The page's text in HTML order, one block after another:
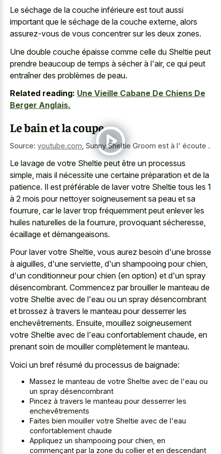
Le séchage de la couche inférieure est tout aussi
important que le séchage de la couche externe, alors
assurez-vous de vous concentrer sur les deux zones.
Une double couche épaisse comme celle du Sheltie peut
prendre beaucoup de temps à sécher à l'air, ce qui peut
entraîner des problèmes de peau.
Related reading: Une Vieille Cabane De Chiens De
Berger Anglais.
Le bain et la coupe
Source: youtube.com Sunny Sheltie Groom est à l' écoute .
Le lavage de votre Sheltie peut être un processus
simple, mais il nécessite une certaine préparation et de la
patience. Il est préférable de laver votre Sheltie tous les 1
à 2 mois pour nettoyer soigneusement sa peau et sa
fourrure, car le laver trop fréquemment peut enlever les
huiles naturelles de la fourrure, provoquant sécheresse,
écaillage et démangeaisons.
Pour laver votre Sheltie, vous aurez besoin d'une brosse
à aiguilles, d'une serviette, d'un shampooing pour chien,
d'un conditionneur pour chien (en option) et d'un spray
désencombrant. Commencez par brouiller le manteau de
votre Sheltie avec de l'eau ou un spray désencombrant
et brossez à travers le manteau pour desserrer les
enchevêtrements. Ensuite, mouillez soigneusement
votre Sheltie avec de l'eau confortablement chaude, en
prenant soin de mouiller complètement le manteau.
Voici un bref résumé du processus de baignade:
Massez le manteau de votre Sheltie avec de l'eau ou
un spray désencombrant
Pincez à travers le manteau pour desserrer les
enchevêtrements
Faites bien mouiller votre Sheltie avec de l'eau
confortablement chaude
Appliquez un shampooing pour chien, en
commençant par la zone du collier et en descendant